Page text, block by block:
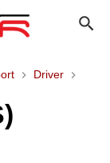
Driver